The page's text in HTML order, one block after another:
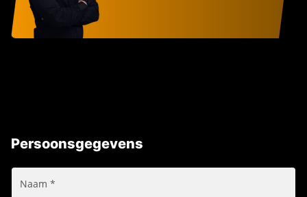
Persoonsgegevens